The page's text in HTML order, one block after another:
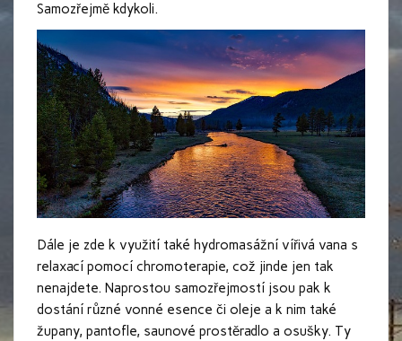
Samozřejmě kdykoli.
Dále je zde k využití také hydromasážní vířivá vana s
relaxací pomocí chromoterapie, což jinde jen tak
nenajdete. Naprostou samozřejmostí jsou pak k
dostání různé vonné esence či oleje a k nim také
župany, pantofle, saunové prostěradlo a osušky. Ty